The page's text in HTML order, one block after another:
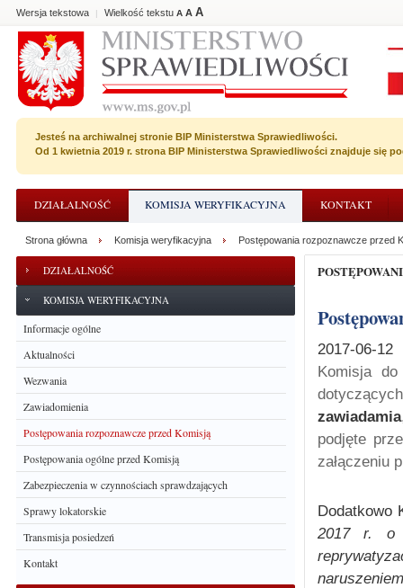
Wersja tekstowa | Wielkość tekstu A A A
Jesteś na archiwalnej stronie BIP Ministerstwa Sprawiedliwości.
Od 1 kwietnia 2019 r. strona BIP Ministerstwa Sprawiedliwości znajduje się
DZIAŁALNOŚĆ KOMISJA WERYFIKACYJNA KONTAKT
DZIAŁALNOŚĆ
KOMISJA WERYFIKACYJNA
Informacje ogólne
Aktualności
Wezwania
Zawiadomienia
Postępowania rozpoznawcze przed Komisją
Postępowania ogólne przed Komisją
Zabezpieczenia w czynnościach sprawdzających
Sprawy lokatorskie
Transmisja posiedzeń
Kontakt
Strona główna Komisja weryfikacyjna Postępowania rozpoznawcze przed
2017-06-12
Komisja
zawiadamia
podjęte
załączeniu
Dodatkowo
2017 r. o